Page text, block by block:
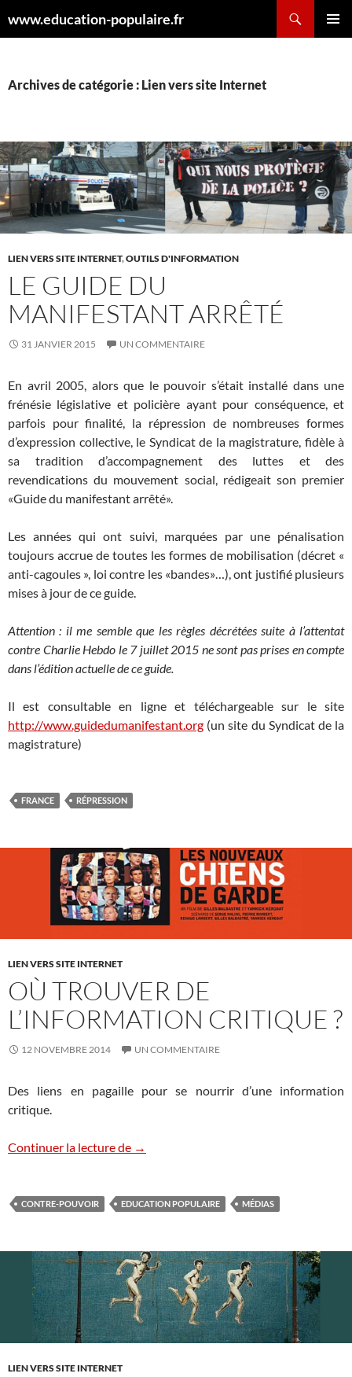
auwww.education-populaire.fr
Archives de catégorie : Lien vers site Internet
LIEN VERS SITE INTERNET,OUTILS D'INFORMATION
LE GUIDE DU
MANIFESTANT ARRÊTÉ
31 JANVIER 2015 UN COMMENTAIRE
En avril 2005, alors que le pouvoir s’était installé dans une
frénésie législative et policière ayant pour conséquence, et
parfois pour finalité, la répression de nombreuses formes
d’expression collective, le Syndicat de la magistrature, fidèle à
sa tradition d’accompagnement des luttes et des
revendications du mouvement social, rédigeait son premier
«Guide du manifestant arrêté».
Les années qui ont suivi, marquées par une pénalisation
toujours accrue de toutes les formes de mobilisation (décret «
anti-cagoules », loi contre les «bandes»…), ont justifié plusieurs
mises à jour de ce guide.
Attention : il me semble que les règles décrétées suite à l’attentat
contre Charlie Hebdo le 7 juillet 2015 ne sont pas prises en compte
dans l’édition actuelle de ce guide.
Il est consultable en ligne et téléchargeable sur le site
http://www.guidedumanifestant.org (un site du Syndicat de la
magistrature)
FRANCE RÉPRESSION
LIEN VERS SITE INTERNET
OÙ TROUVER DE
L’INFORMATION CRITIQUE ?
12 NOVEMBRE 2014 UN COMMENTAIRE
Des liens en pagaille pour se nourrir d’une information
critique.
Continuer la lecture de Où trouver de l’information critique ?
→
CONTRE-POUVOIR EDUCATION POPULAIRE MÉDIAS
LIEN VERS SITE INTERNET